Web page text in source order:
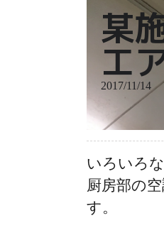
某
エ
2017/11/14
いろいろ
厨房部の
す。